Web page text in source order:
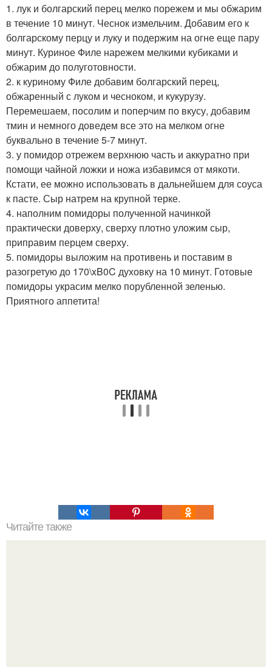
1. лук и болгарский перец мелко порежем и мы обжарим
в течение 10 минут. Чеснок измельчим. Добавим его к
болгарскому перцу и луку и подержим на огне еще пару
минут. Куриное Филе нарежем мелкими кубиками и
обжарим до полуготовности.
2. к куриному Филе добавим болгарский перец,
обжаренный с луком и чесноком, и кукурузу.
Перемешаем, посолим и поперчим по вкусу, добавим
тмин и немного доведем все это на мелком огне
буквально в течение 5-7 минут.
3. у помидор отрежем верхнюю часть и аккуратно при
помощи чайной ложки и ножа избавимся от мякоти.
Кстати, ее можно использовать в дальнейшем для соуса
к пасте. Сыр натрем на крупной терке.
4. наполним помидоры полученной начинкой
практически доверху, сверху плотно уложим сыр,
приправим перцем сверху.
5. помидоры выложим на противень и поставим в
разогретую до 170\xB0C духовку на 10 минут. Готовые
помидоры украсим мелко порубленной зеленью.
Приятного аппетита!
Читайте также